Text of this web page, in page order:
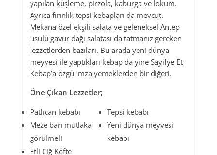
yapılan küşleme, pirzola, kaburga ve lokum.
Ayrıca fırınlık tepsi kebapları da mevcut.
Mekana özel ekşili salata ve geleneksel Antep
usulü gavur dağı salatası da tatmanız gereken
lezzetlerden bazıları. Bu arada yeni dünya
meyvesi ile yaptıkları kebap da yine Sayifye Et
Kebap’a özgü imza yemeklerden bir diğeri.
Öne Çıkan Lezzetler;
Patlıcan kebabı
Tepsi kebabı
Meze barı mutlaka
görülmeli
Yeni dünya meyvesi
kebabı
Etli Çiğ Köfte